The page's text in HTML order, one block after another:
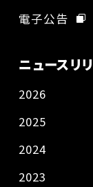
電子公告
ニュースリ
2026
2025
2024
2023